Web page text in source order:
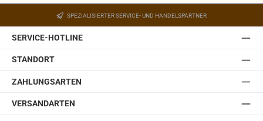
SPEZIALISIERTER SERVICE- UND HANDELSPARTNER
SERVICE-HOTLINE
STANDORT
ZAHLUNGSARTEN
VERSANDARTEN